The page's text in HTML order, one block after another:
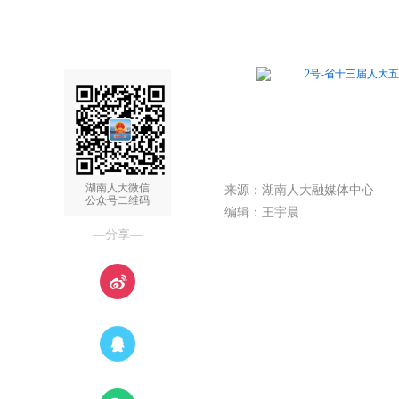
湖南人大微信
公众号二维码
—分享—
2号-省十三届人大
来源：湖南人大融媒体中心
编辑：王宇晨